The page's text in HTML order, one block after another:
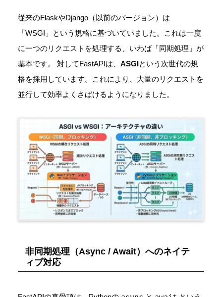
従来のFlaskやDjango（以前のバージョン）は
「WSGI」という規格に基づいていました。これは一度
に一つのリクエストを処理する、いわば「同期処理」が
基本です。 対してFastAPIは、 ASGIという次世代の規
格を採用しています。これにより、大量のリクエストを
並行して効率よくさばけるようになりました。
非同期処理（Async / Await）へのネイテ
ィブ対応